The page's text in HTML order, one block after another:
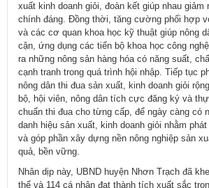
xuất kinh doanh giỏi, đoàn kết giúp nhau giảm
chính đáng. Đồng thời, tăng cường phối hợp
và các cơ quan khoa học kỹ thuật giúp nông
cận, ứng dụng các tiến bộ khoa học công
ra những nông sản hàng hóa có năng suất,
cạnh tranh trong quá trình hội nhập. Tiếp tục
nông dân thi đua sản xuất, kinh doanh giỏi
bộ, hội viên, nông dân tích cực đăng ký và
chuẩn thi đua cho từng cấp, để ngày càng có
danh hiệu sản xuất, kinh doanh giỏi nhằm
và góp phần xây dựng nền nông nghiệp sản
quả, bền vững.
Nhân dịp này, UBND huyện Nhơn Trạch đã
thể và 114 cá nhân đạt thành tích xuất sắc